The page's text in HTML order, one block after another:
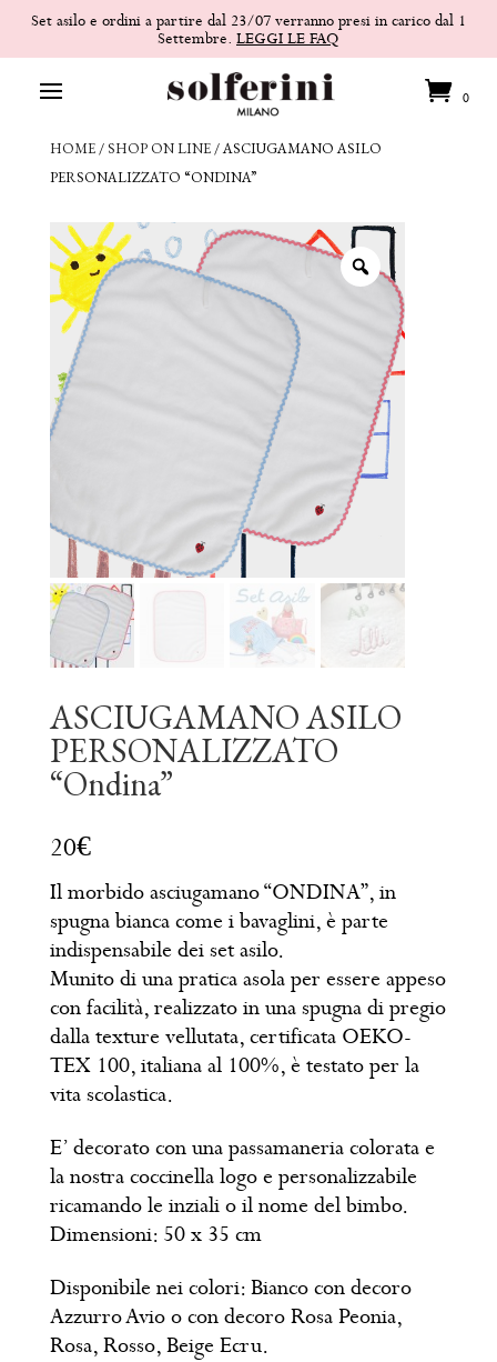
Set asilo e ordini a partire dal 23/07 verranno presi in carico dal 1
Settembre. LEGGI LE FAQ
0
HOME/ SHOP ON LINE/ASCIUGAMANO ASILO
PERSONALIZZATO “ONDINA”
ASCIUGAMANO ASILO
PERSONALIZZATO
“Ondina”
20€‏
Il morbido asciugamano “ONDINA”, in
spugna bianca come i bavaglini, è parte
indispensabile dei set asilo.
Munito di una pratica asola per essere appeso
con facilità, realizzato in una spugna di pregio
dalla texture vellutata, certificata OEKO-
TEX 100, italiana al 100%, è testato per la
vita scolastica.
E’ decorato con una passamaneria colorata e
la nostra coccinella logo e personalizzabile
ricamando le inziali o il nome del bimbo.
Dimensioni: 50 x 35 cm
Disponibile nei colori: Bianco con decoro
Azzurro Avio o con decoro Rosa Peonia,
Rosa, Rosso, Beige Ecru.